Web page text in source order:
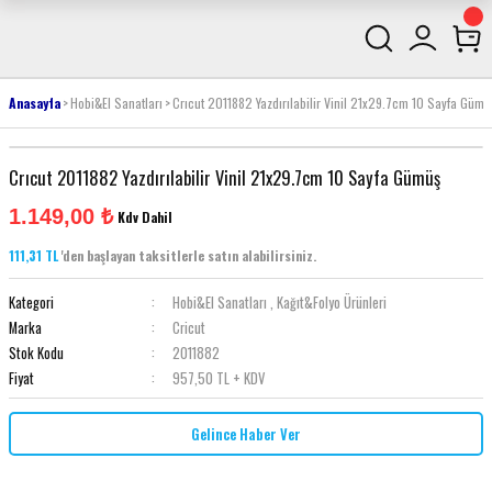
Anasayfa Hobi&El Sanatları Crıcut 2011882 Yazdırılabilir Vinil 21x29.7cm 10 Sayfa
Crıcut 2011882 Yazdırılabilir Vinil 21x29.7cm 10 Sayfa Gümüş
1.149,00 ₺ Kdv Dahil
111,31 TL'den başlayan taksitlerle satın alabilirsiniz.
Kategori Hobi&El Sanatları , Kağıt&Folyo Ürünleri
Marka
Cricut
Stok Kodu
2011882
Fiyat
957,50 TL + KDV
Gelince Haber Ver